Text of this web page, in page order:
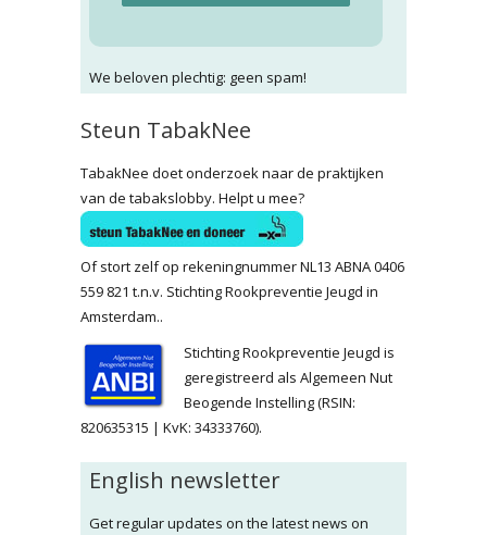
We beloven plechtig: geen spam!
Steun TabakNee
TabakNee doet onderzoek naar de praktijken
van de tabakslobby. Helpt u mee?
Of stort zelf op rekeningnummer NL13 ABNA 0406
559 821 t.n.v. Stichting Rookpreventie Jeugd in
Amsterdam..
Stichting Rookpreventie Jeugd is
geregistreerd als Algemeen Nut
Beogende Instelling (RSIN:
820635315 | KvK: 34333760).
English newsletter
Get regular updates on the latest news on